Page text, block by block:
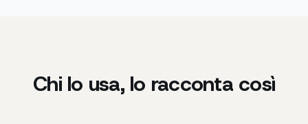
Chi lo usa, lo racconta così